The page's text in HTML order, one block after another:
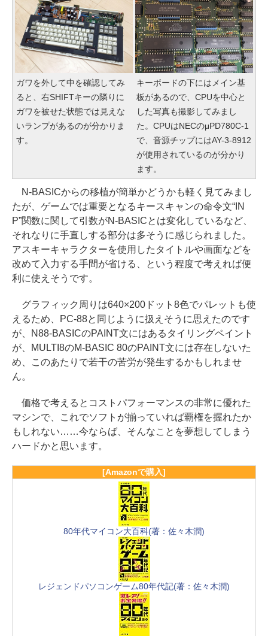
ガワを外して中を確認してみ
ると、右SHIFTキーの隣りに
ガワを被せた状態では見えな
いランプがあるのが分かりま
す。
キーボードの下にはメイン基
板があるので、CPUを中心と
した写真も撮影してみまし
た。CPUはNECのμPD780C-1
で、音源チップにはAY-3-8912
が使用されているのが分かり
ます。
N-BASICからの移植が簡単かどうかも軽く見てみまし
たが、ゲームでは重要となるキースキャンの命令文“IN
P”関数に関して引数がN-BASICとは変化しているなど、
それなりに手直しする部分は多そうに感じられました。
アスキーキャラクターを使用したタイトルや画面などを
改めて入力する手間が省ける、という程度で考えれば便
利に使えそうです。
グラフィック周りは640×200ドット8色でパレットも使
えるため、PC-88と同じように扱えそうに思えたのです
が、N88-BASICのPAINT文にはあるタイリングペイント
が、MULTI8のM-BASIC 80のPAINT文には存在しないた
め、このあたりで若干の苦労が発生するかもしれませ
ん。
価格で考えるとコストパフォーマンスの非常に優れた
マシンで、これでソフトが揃っていれば覇権を握れたか
もしれない……今ならば、そんなことを夢想してしまう
ハードかと思います。
[Amazonで購入]
80年代マイコン大百科(著：佐々木潤)
レジェンドパソコンゲーム80年代記(著：佐々木潤)